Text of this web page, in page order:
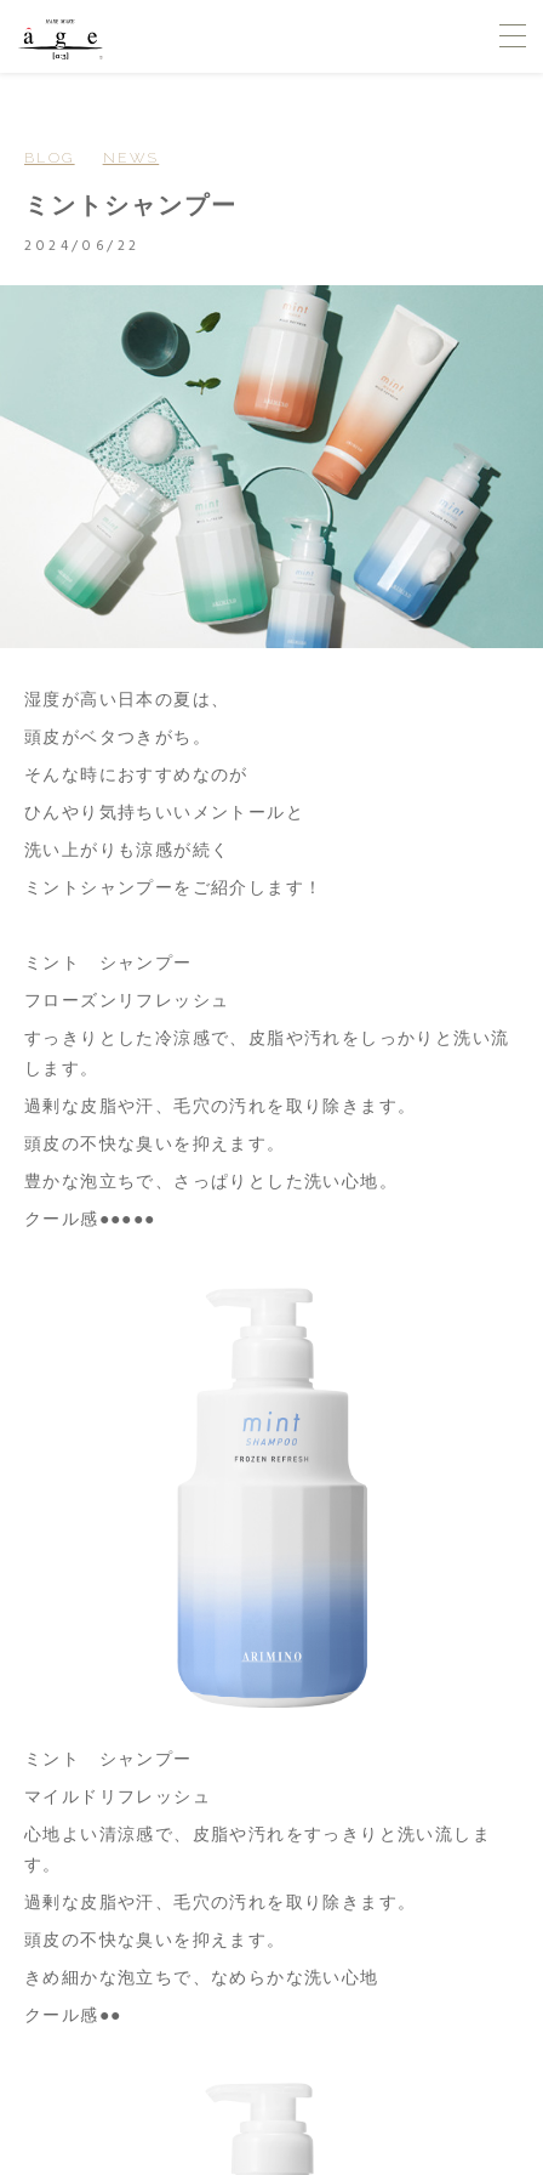
BLOG NEWS
ミントシャンプー
2024/06/22
湿度が高い日本の夏は、
頭皮がベタつきがち。
そんな時におすすめなのが
ひんやり気持ちいいメントールと
洗い上がりも涼感が続く
ミントシャンプーをご紹介します！
ミント シャンプー
フローズンリフレッシュ
すっきりとした冷涼感で、皮脂や汚れをしっかりと洗い流
します。
過剰な皮脂や汗、毛穴の汚れを取り除きます。
頭皮の不快な臭いを抑えます。
豊かな泡立ちで、さっぱりとした洗い心地。
クール感●●●●●
ミント シャンプー
マイルドリフレッシュ
心地よい清涼感で、皮脂や汚れをすっきりと洗い流しま
す。
過剰な皮脂や汗、毛穴の汚れを取り除きます。
頭皮の不快な臭いを抑えます。
きめ細かな泡立ちで、なめらかな洗い心地
クール感●●